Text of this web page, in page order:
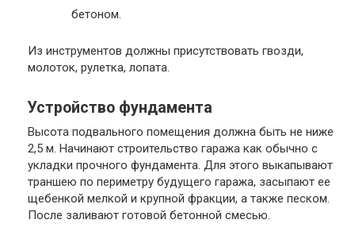
бетоном.
Из инструментов должны присутствовать гвозди,
молоток, рулетка, лопата.
Устройство фундамента
Высота подвального помещения должна быть не ниже
2,5 м. Начинают строительство гаража как обычно с
укладки прочного фундамента. Для этого выкапывают
траншею по периметру будущего гаража, засыпают ее
щебенкой мелкой и крупной фракции, а также песком.
После заливают готовой бетонной смесью.